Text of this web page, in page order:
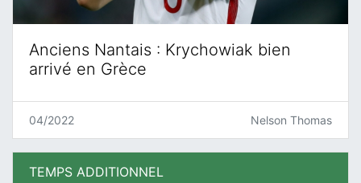
Anciens Nantais : Krychowiak bien
arrivé en Grèce
04/2022 Nelson Thomas
TEMPS ADDITIONNEL